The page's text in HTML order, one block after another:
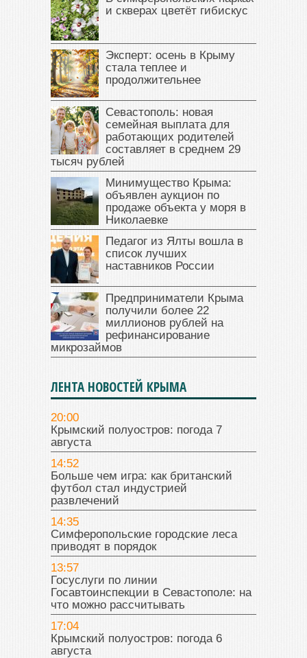
и скверах цветёт гибискус
Эксперт: осень в Крыму
стала теплее и
продолжительнее
Севастополь: новая
семейная выплата для
работающих родителей
составляет в среднем 29
тысяч рублей
Минимущество Крыма:
объявлен аукцион по
продаже объекта у моря в
Николаевке
Педагог из Ялты вошла в
список лучших
наставников России
Предприниматели Крыма
получили более 22
миллионов рублей на
рефинансирование
микрозаймов
ЛЕНТА НОВОСТЕЙ КРЫМА
20:00
Крымский полуостров: погода 7
августа
14:52
Больше чем игра: как британский
футбол стал индустрией
развлечений
14:35
Симферопольские городские леса
приводят в порядок
13:57
Госуслуги по линии
Госавтоинспекции в Севастополе: на
что можно рассчитывать
17:04
Крымский полуостров: погода 6
августа